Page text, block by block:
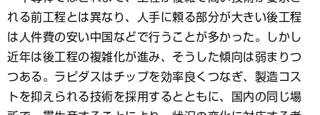
れる前工程とは異なり、人手に頼る部分が大きい後工程
は人件費の安い中国などで行うことが多かった。しかし
近年は後工程の複雑化が進み、そうした傾向は弱まりつ
つある。ラピダスはチップを効率良くつなぎ、製造コス
トを抑えられる技術を採用するとともに、国内の同じ場